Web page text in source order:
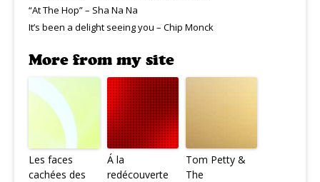
“At The Hop” – Sha Na Na
It’s been a delight seeing you – Chip Monck
More from my site
Les faces
cachées des
Á la
redécouverte
Tom Petty &
The